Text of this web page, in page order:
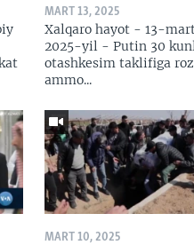
MART 13, 2025
Xalqaro hayot - 13-
2025-yil - Putin 30
otashkesim taklifiga
ammo...
MART 10, 2025